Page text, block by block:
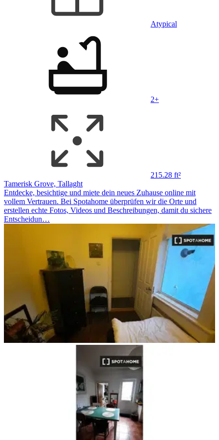
Atypical
2+
215.28 ft²
Tamerisk Grove, Tallaght
Entdecke, besichtige und miete dein neues Zuhause online mit
vollem Vertrauen. Bei Spotahome überprüfen wir die Orte und
erstellen echte Fotos, Videos und Beschreibungen, damit du sichere
Entscheidun…